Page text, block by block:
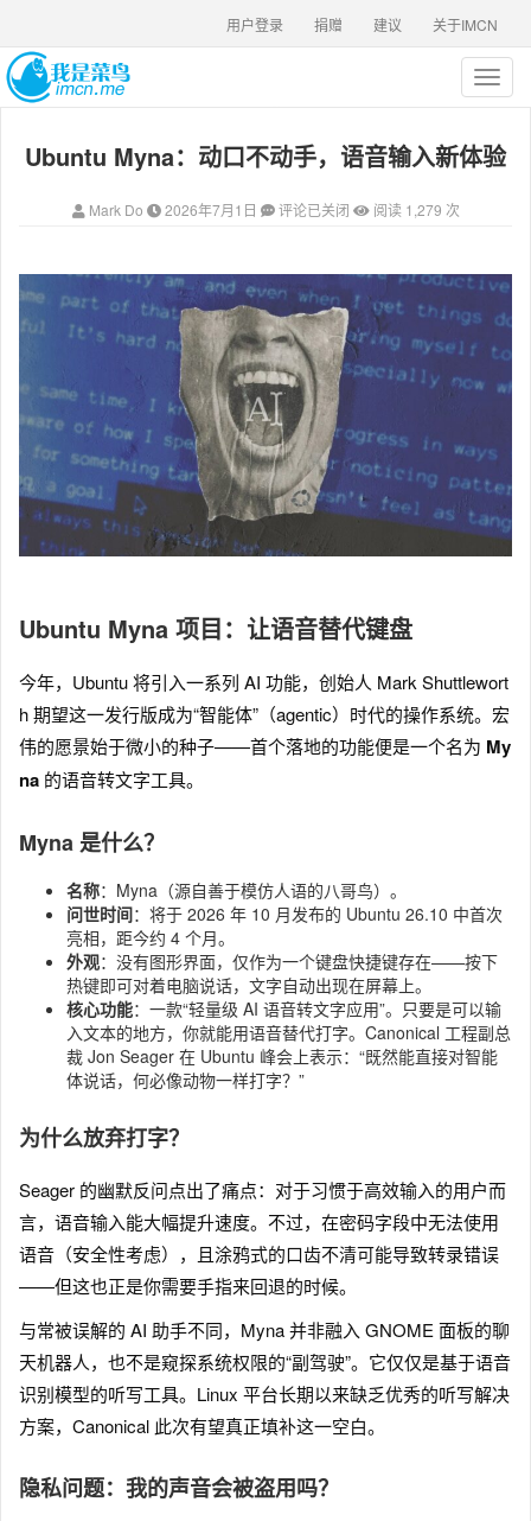
关于IMCN
建议
捐赠
用户登录
T
o
g
l
v
a
Ubuntu Myna：动口不动手，语音输入新体验
Mark Do 2026年7月1日 评论已关闭 阅读 1,279 次
Ubuntu Myna 项目：让语音替代键盘
今年，Ubuntu 将引入一系列 AI 功能，创始人 Mark Shuttlewort
h 期望这一发行版成为“智能体”（agentic）时代的操作系统。宏
伟的愿景始于微小的种子——首个落地的功能便是一个名为 My
na 的语音转文字工具。
Myna 是什么？
名称：Myna（源自善于模仿人语的八哥鸟）。
问世时间：将于 2026 年 10 月发布的 Ubuntu 26.10 中首次
亮相，距今约 4 个月。
外观：没有图形界面，仅作为一个键盘快捷键存在——按下
热键即可对着电脑说话，文字自动出现在屏幕上。
核心功能：一款“轻量级 AI 语音转文字应用”。只要是可以输
入文本的地方，你就能用语音替代打字。Canonical 工程副总
裁 Jon Seager 在 Ubuntu 峰会上表示：“既然能直接对智能
体说话，何必像动物一样打字？”
为什么放弃打字？
Seager 的幽默反问点出了痛点：对于习惯于高效输入的用户而
言，语音输入能大幅提升速度。不过，在密码字段中无法使用
语音（安全性考虑），且涂鸦式的口齿不清可能导致转录错误
——但这也正是你需要手指来回退的时候。
与常被误解的 AI 助手不同，Myna 并非融入 GNOME 面板的聊
天机器人，也不是窥探系统权限的“副驾驶”。它仅仅是基于语音
识别模型的听写工具。Linux 平台长期以来缺乏优秀的听写解决
方案，Canonical 此次有望真正填补这一空白。
隐私问题：我的声音会被盗用吗？